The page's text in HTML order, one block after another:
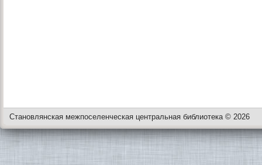
Становлянская межпоселенческая центральная библиотека © 2026